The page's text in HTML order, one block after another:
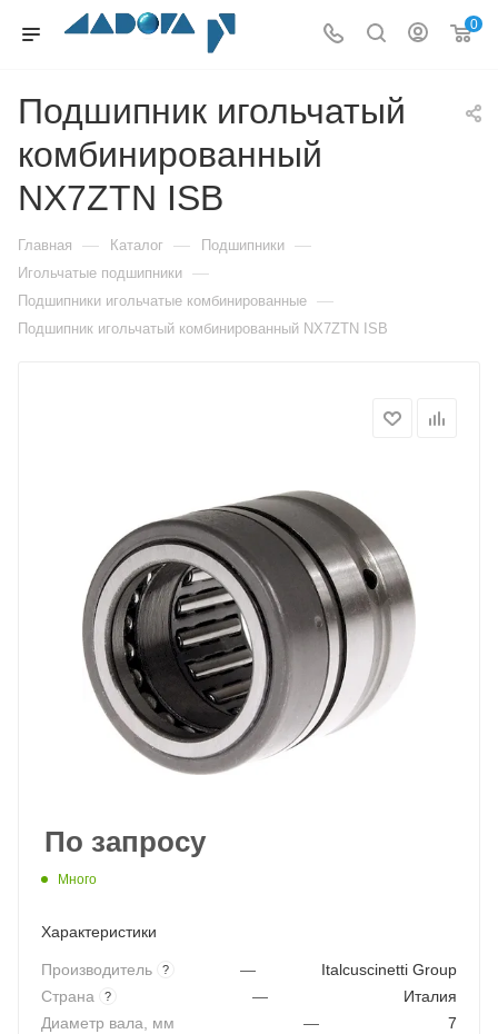
0
Подшипник игольчатый
комбинированный
NX7ZTN ISB
Главная — Каталог — Подшипники —
Игольчатые подшипники —
Подшипники игольчатые комбинированные —
Подшипник игольчатый комбинированный NX7ZTN ISB
По запросу
Много
Характеристики
Производитель ? —
Italcuscinetti Group
Страна
? —
Италия
Диаметр вала, мм
—
7